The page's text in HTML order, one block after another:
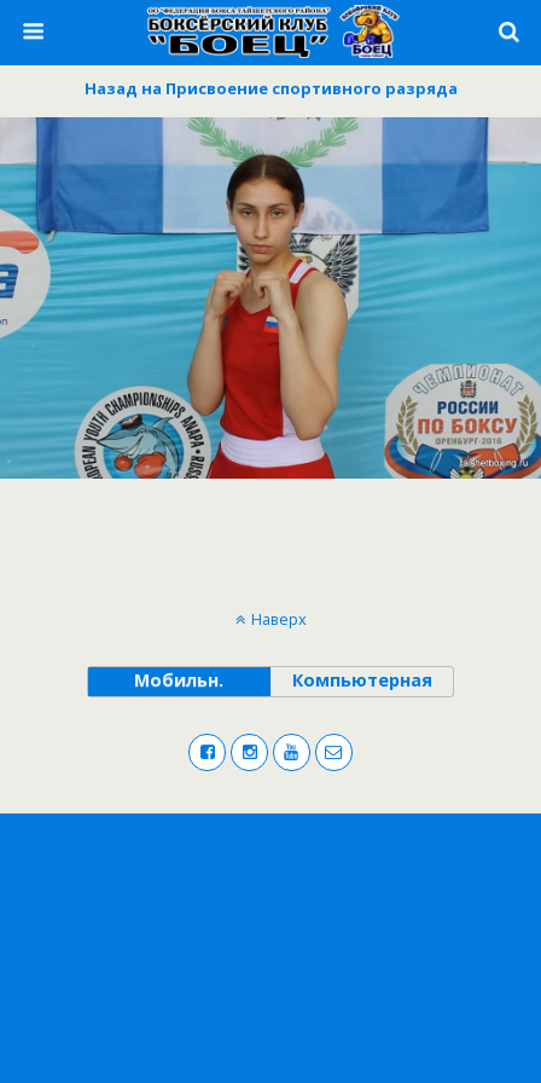
Назад на Присвоение спортивного разряда
Наверх
Мобильн. Компьютерная